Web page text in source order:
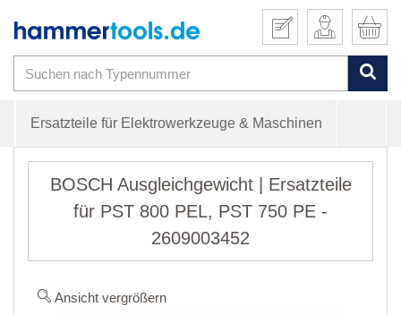
Ersatzteile für Elektrowerkzeuge & Maschinen
BOSCH Ausgleichgewicht | Ersatzteile
für PST 800 PEL, PST 750 PE -
2609003452
Ansicht vergrößern